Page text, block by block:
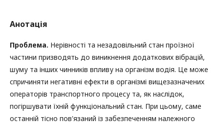
Анотація
Проблема. Нерівності та незадовільний стан проїзної
частини призводять до виникнення додаткових вібрацій,
шуму та інших чинників впливу на організм водія. Це може
спричиняти негативні ефекти в організмі вищезазначених
операторів транспортного процесу та, як наслідок,
погіршувати їхній функціональний стан. При цьому, саме
останній тісно пов'язаний із забезпеченням належного